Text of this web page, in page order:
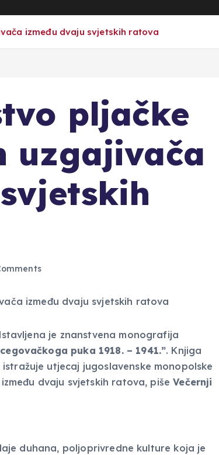
između dvaju svjetskih ratova
pljačke
uzgajivača
je znanstvena monografija
puka 1918. – 1941.”. Knjiga
istražuje utjecaj jugoslavenske monopolske
dvaju svjetskih ratova, pišeVečernji
duhana, poljoprivredne kulture koja je